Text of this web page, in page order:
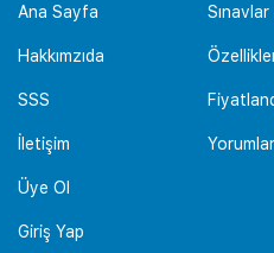
Ana Sayfa
Hakkımzıda
SSS
İletişim
Üye Ol
Giriş Yap
Sınavlar
Yorumlar